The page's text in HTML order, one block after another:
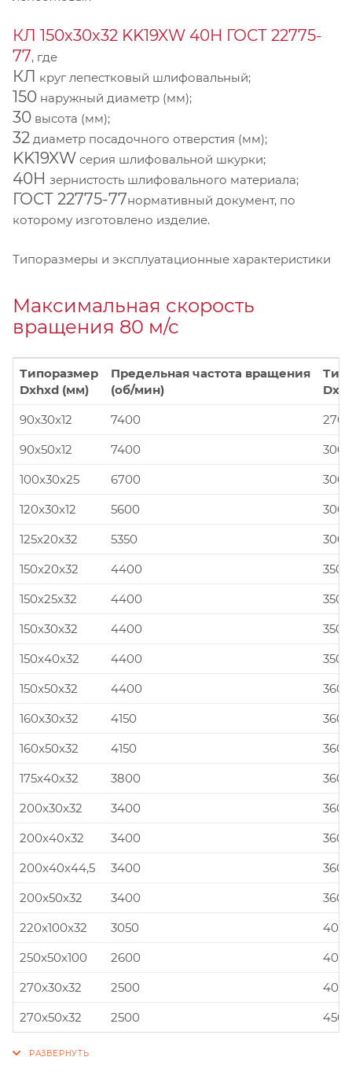
КЛ 150х30х32 KK19XW 40Н ГОСТ 22775-
77, где
КЛ круг лепестковый шлифовальный;
150 наружный диаметр (мм);
30 высота (мм);
32 диаметр посадочного отверстия (мм);
KK19XW серия шлифовальной шкурки;
40Н зернистость шлифовального материала;
ГОСТ 22775-77нормативный документ, по
которому изготовлено изделие.
Типоразмеры и эксплуатационные характеристики
Максимальная скорость
вращения 80 м/с
Типоразмер
Dxhxd (мм)
Предельная частота вращения
(об/мин)
90x30x12
7400
90x50x12
7400
100x30x25
6700
120x30x12
5600
125x20x32
5350
150x20x32
4400
150x25x32
4400
150x30x32
4400
150x40x32
4400
150x50x32
4400
160x30x32
4150
160x50x32
4150
175x40x32
3800
200x30x32
3400
200x40x32
3400
200x40x44,5
3400
200x50x32
3400
220x100x32
3050
250x50x100
2600
270x30x32
2500
270x50x32
2500